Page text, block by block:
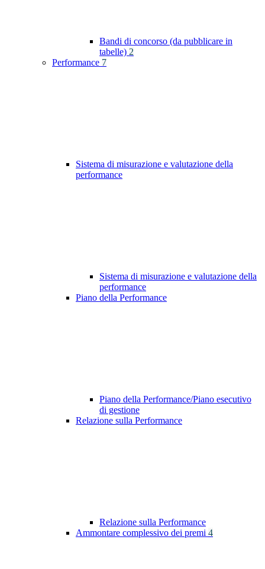
Bandi di concorso (da pubblicare in
tabelle) 2
Performance 7
Sistema di misurazione e valutazione della
performance
Sistema di misurazione e valutazione della
performance
Piano della Performance
Piano della Performance/Piano esecutivo
di gestione
Relazione sulla Performance
Relazione sulla Performance
Ammontare complessivo dei premi 4